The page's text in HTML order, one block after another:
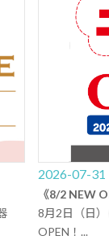
2026-07-31
《8/2 NEW
8月2日（日
OPEN！...